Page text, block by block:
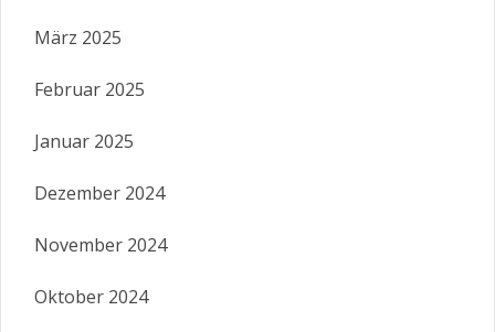
März 2025
Februar 2025
Januar 2025
Dezember 2024
November 2024
Oktober 2024